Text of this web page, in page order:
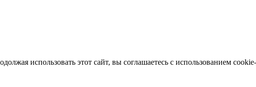
использовать этот сайт, вы соглашаетесь с использованием